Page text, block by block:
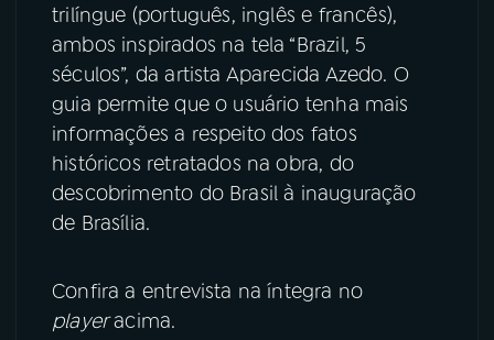
trilíngue (português, inglês e francês),
ambos inspirados na tela “Brazil, 5
séculos”, da artista Aparecida Azedo. O
guia permite que o usuário tenha mais
informações a respeito dos fatos
históricos retratados na obra, do
descobrimento do Brasil à inauguração
de Brasília.
Confira a entrevista na íntegra no
playeracima.